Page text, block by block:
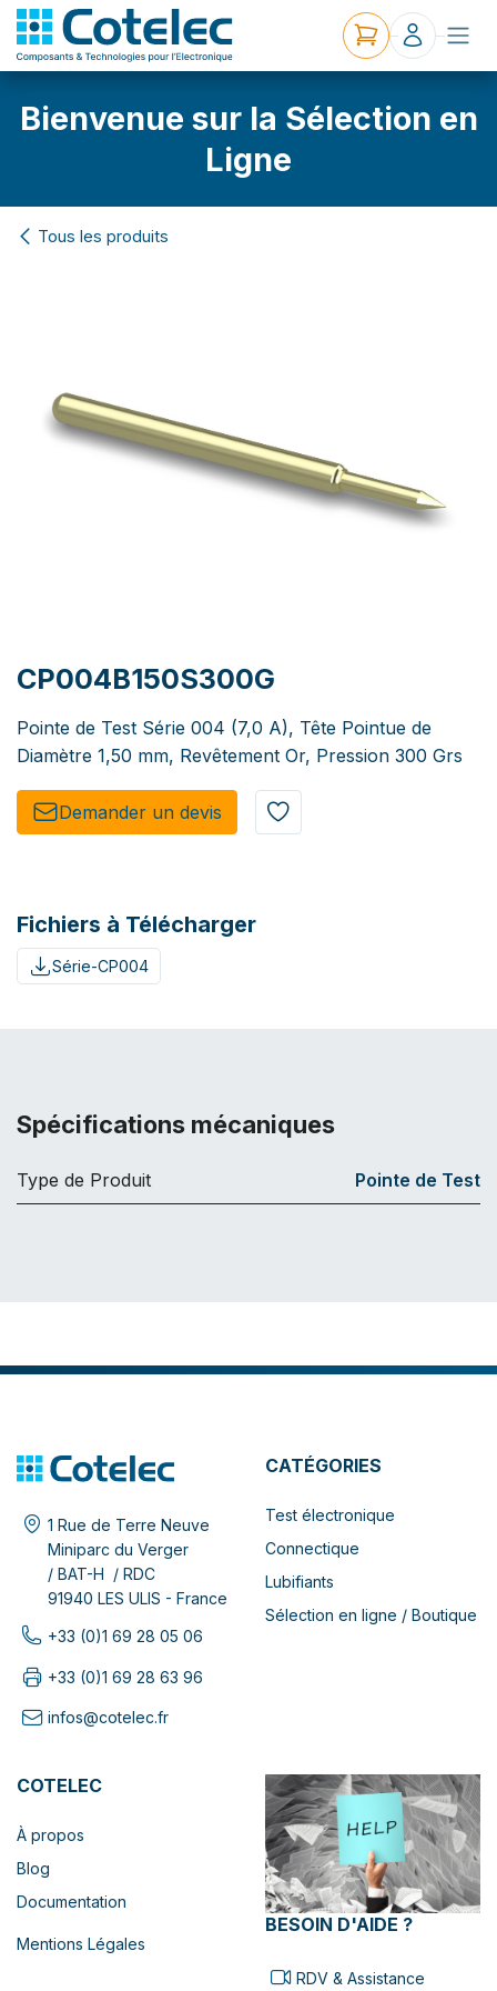
Bienvenue sur la Sélection en
Ligne
Tous les produits
CP004B150S300G
Pointe de Test Série 004 (7,0 A), Tête Pointue de
Diamètre 1,50 mm, Revêtement Or, Pression 300 Grs
Demander un de​​vis​​
Fichiers à Télécharger
Série-CP004
Spécifications mécaniques
Type de Produit Pointe de Test
1 Rue de Terre Neuve
Miniparc du Verger
/ BAT-H / RDC
91940 LES ULIS - France
+33 (0)1 69 28 05 06
+33 (0)1 69 28 63 96
infos@cotelec.fr
CATÉGORIES
Test électronique
Connectique
Lubifiants
Sélection en ligne / Boutique
COTELEC
À propos
Blog
Documentation
Mentions Légales
BESOIN D'AIDE ?
RDV & Assistance